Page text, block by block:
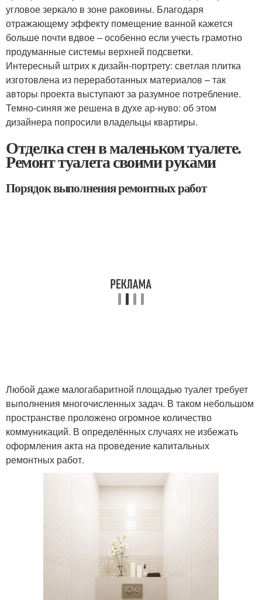
угловое зеркало в зоне раковины. Благодаря
отражающему эффекту помещение ванной кажется
больше почти вдвое – особенно если учесть грамотно
продуманные системы верхней подсветки.
Интересный штрих к дизайн-портрету: светлая плитка
изготовлена из переработанных материалов – так
авторы проекта выступают за разумное потребление.
Темно-синяя же решена в духе ар-нуво: об этом
дизайнера попросили владельцы квартиры.
Отделка стен в маленьком туалете.
Ремонт туалета своими руками
Порядок выполнения ремонтных работ
Любой даже малогабаритной площадью туалет требует
выполнения многочисленных задач. В таком небольшом
пространстве проложено огромное количество
коммуникаций. В определённых случаях не избежать
оформления акта на проведение капитальных
ремонтных работ.